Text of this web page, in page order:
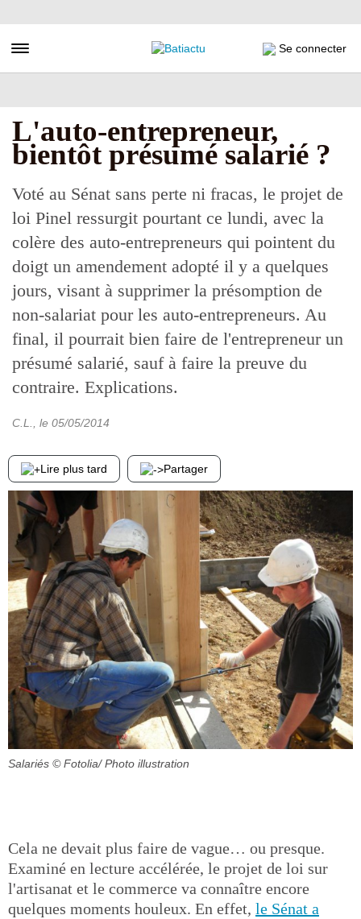
au
principal
Toggle navigation Se connecter
L'auto-entrepreneur,
bientôt présumé salarié ?
Voté au Sénat sans perte ni fracas, le projet de
loi Pinel ressurgit pourtant ce lundi, avec la
colère des auto-entrepreneurs qui pointent du
doigt un amendement adopté il y a quelques
jours, visant à supprimer la présomption de
non-salariat pour les auto-entrepreneurs. Au
final, il pourrait bien faire de l'entrepreneur un
présumé salarié, sauf à faire la preuve du
contraire. Explications.
C.L. , le 05/05/2014
Lire plus tard Partager
Salariés © Fotolia/ Photo illustration
Cela ne devait plus faire de vague… ou presque.
Examiné en lecture accélérée, le projet de loi sur
l'artisanat et le commerce va connaître encore
quelques moments houleux. En effet, le Sénat a